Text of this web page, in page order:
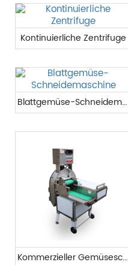
Kontinuierliche Zentrifuge
Blattgemüse-Schneidemaschine
Kommerzieller Gemüseschneider